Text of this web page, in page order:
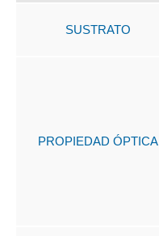
SUSTRATO
PROPIEDAD ÓPTICA